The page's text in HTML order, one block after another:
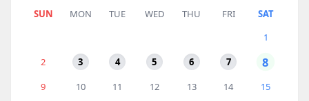
SUN MON TUE WED THU FRI
SAT
1
2
3 4 5 6 7 8
9 10 11 12 13 14
15